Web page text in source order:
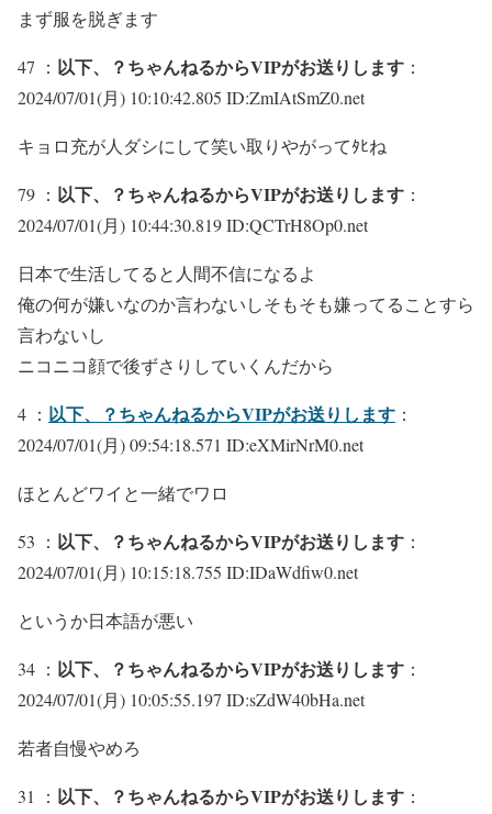
まず服を脱ぎます
47 ： 以下、？ちゃんねるからVIPがお送りします ：
2024/07/01(月) 10:10:42.805 ID:ZmIAtSmZ0.net
キョロ充が人ダシにして笑い取りやがってﾀﾋね
79 ： 以下、？ちゃんねるからVIPがお送りします ：
2024/07/01(月) 10:44:30.819 ID:QCTrH8Op0.net
日本で生活してると人間不信になるよ
俺の何が嫌いなのか言わないしそもそも嫌ってることすら
言わないし
ニコニコ顔で後ずさりしていくんだから
4 ： 以下、？ちゃんねるからVIPがお送りします ：
2024/07/01(月) 09:54:18.571 ID:eXMirNrM0.net
ほとんどワイと一緒でワロ
53 ： 以下、？ちゃんねるからVIPがお送りします ：
2024/07/01(月) 10:15:18.755 ID:IDaWdfiw0.net
というか日本語が悪い
34 ： 以下、？ちゃんねるからVIPがお送りします ：
2024/07/01(月) 10:05:55.197 ID:sZdW40bHa.net
若者自慢やめろ
31 ： 以下、？ちゃんねるからVIPがお送りします ：